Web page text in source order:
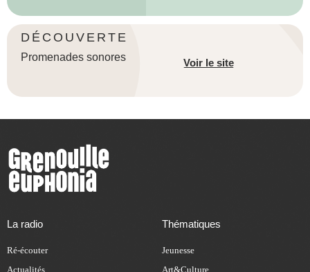
DÉCOUVERTE
Promenades sonores Voir le site
La radio
Ré-écouter
Actualités
Thématiques
Jeunesse
Art&Culture